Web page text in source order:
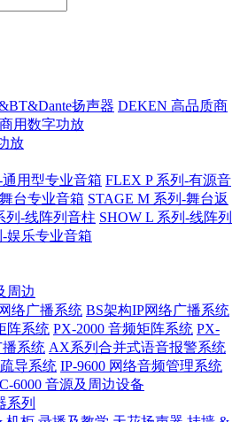
扬声器 DEKEN 高品质商
用数字功放
放
用型专业音箱 FLEX P 系列-有源音
台专业音箱 STAGE M 系列-舞台返
列-线阵列音柱 SHOW L 系列-线阵列
娱乐专业音箱
周边
络广播系统 BS架构IP网络广播系统
阵系统 PX-2000 音频矩阵系统 PX-
播系统 AX系列合并式语音报警系统
导系统 IP-9600 网络音频管理系统
6000 音源及周边设备
系列